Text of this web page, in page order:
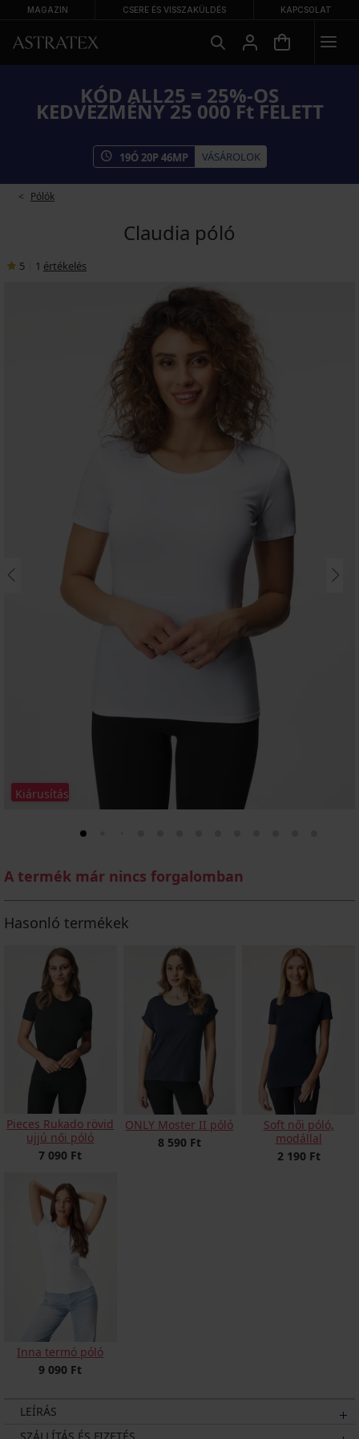
MAGAZIN CSERE ÉS VISSZAKÜLDÉS KAPCSOLAT
KÓD ALL25 = 25%-OS
KEDVEZMÉNY 25 000 Ft FELETT
19Ó20P46MP VÁSÁROLOK
Pólók
Claudia póló
5 1 értékelés
Kiárusítás
A termék már nincs forgalomban
Hasonló termékek
Pieces Rukado rövid
ujjú női póló
7 090 Ft
ONLY Moster II póló
8 590 Ft
Soft női póló,
modállal
2 190 Ft
Inna termó póló
9 090 Ft
LEÍRÁS